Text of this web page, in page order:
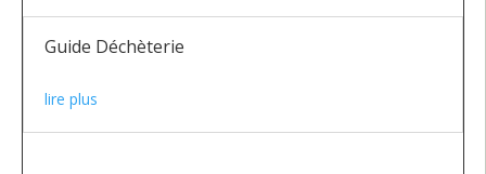
Guide Déchèterie
lire plus